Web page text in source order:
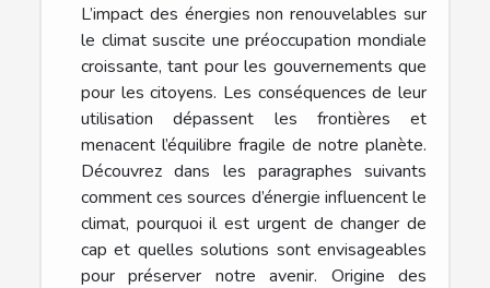
L’impact des énergies non renouvelables sur
le climat suscite une préoccupation mondiale
croissante, tant pour les gouvernements que
pour les citoyens. Les conséquences de leur
utilisation dépassent les frontières et
menacent l’équilibre fragile de notre planète.
Découvrez dans les paragraphes suivants
comment ces sources d’énergie influencent le
climat, pourquoi il est urgent de changer de
cap et quelles solutions sont envisageables
pour préserver notre avenir. Origine des